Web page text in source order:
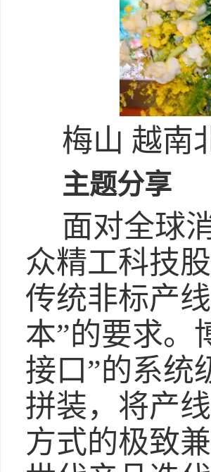
梅山 越南
主题分享
面对全球
众精工科技
传统非标产
本”的要求。
接口”的系统
拼装，将产
方式的极致